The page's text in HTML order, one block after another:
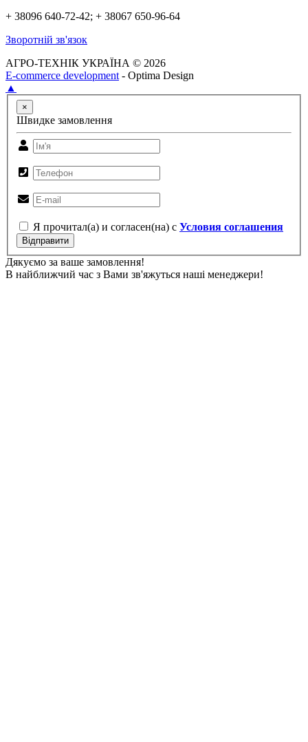
+ 38096 640-72-42; + 38067 650-96-64
Зворотній зв'язок
АГРО-ТЕХНІК УКРАЇНА © 2026
E-commerce development - Optima Design
▲
×
Швидке замовлення
Я прочитал(а) и согласен(на) с Условия соглашения
Відправити
Дякуємо за ваше замовлення!
В найближчий час з Вами зв'яжуться наші менеджери!